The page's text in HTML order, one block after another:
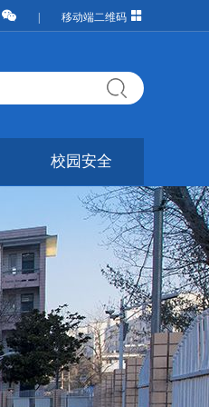
移动端二维码
校园安全